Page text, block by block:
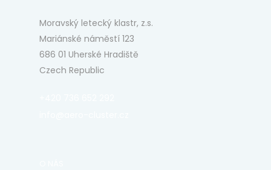
Moravský letecký klastr, z.s.
Mariánské náměstí 123
686 01 Uherské Hradiště
Czech Republic